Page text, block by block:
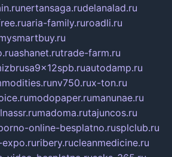
nertansaga.rudelanalad.ru
aria-family.ruroadli.ru
ashanet.rutrade-farm.ru
autodamp.ru
nv750.rux-ton.ru
modopaper.rumanunae.ru
madoma.rutajuncos.ru
online-besplatno.rusplclub.ru
ribery.rucleanmedicine.ru